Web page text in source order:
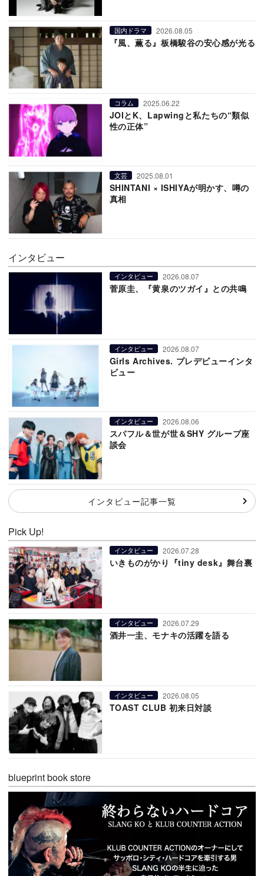
国内ドラマ 2026.08.05
『風、薫る』板橋駿谷の安心感が光る
コラム 2025.06.22
JOIとK、Lapwingと私たちの“類似
性の正体”
文芸 2025.08.01
SHINTANI × ISHIYAが明かす、噂の
真相
インタビュー
インタビュー 2026.08.07
菅原圭、『黄泉のツガイ』との共鳴
インタビュー 2026.08.07
Girls Archives. プレデビューインタ
ビュー
インタビュー 2026.08.06
スパフル＆世が世＆SHY グループ座
談会
インタビュー記事一覧
Pick Up!
インタビュー 2026.07.28
いきものがかり『tiny desk』舞台裏
インタビュー 2026.07.29
酒井一圭、モナキの活躍を語る
インタビュー 2026.08.05
TOAST CLUB 初来日対談
blueprint book store